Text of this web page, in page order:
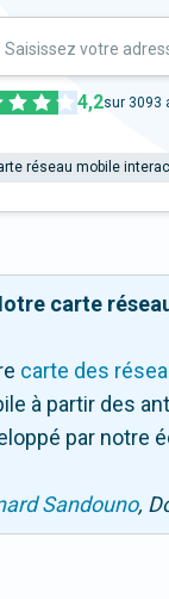
Saisissez votre
4,2sur 3093
réseau mobile
carte
carte des
à partir des
par notre
Sandouno,